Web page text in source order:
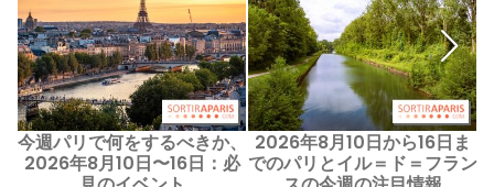
今週パリで何をするべきか、
2026年8月10日〜16日：必
2026年8月10日から16日ま
でのパリとイル＝ド＝フラン